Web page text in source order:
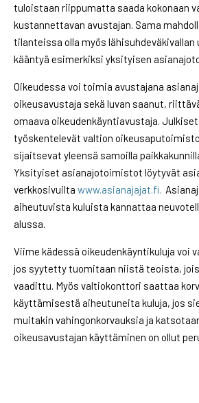
tuloistaan riippumatta saada kokonaan
kustannettavan avustajan. Sama
tilanteissa olla myös lähisuhdeväkivallan
kääntyä esimerkiksi yksityisen
Oikeudessa voi toimia avustajana
oikeusavustaja sekä luvan saanut,
omaava oikeudenkäyntiavustaja.
työskentelevät valtion
sijaitsevat yleensä samoilla
Yksityiset asianajotoimistot löytyvät
verkkosivuilta www.asianajajat.fi.
aiheutuvista kuluista kannattaa
alussa.
Viime kädessä oikeudenkäyntikuluja voi
jos syytetty tuomitaan niistä teoista,
vaadittu. Myös valtiokonttori saattaa
käyttämisestä aiheutuneita kuluja, jos
muitakin vahingonkorvauksia ja
oikeusavustajan käyttäminen on ollut